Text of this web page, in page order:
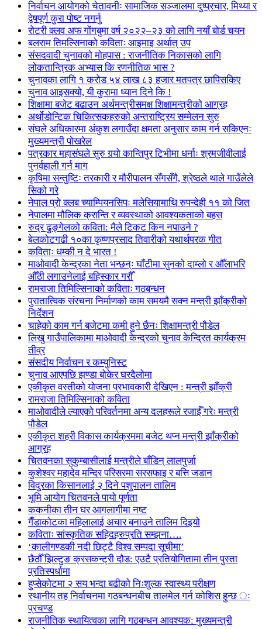
निर्वाचन आयोगको चेतावनीः सामाजिक सञ्जालमा दुष्प्रचार, मिथ्या र
द्वेषपूर्ण कुरा पोष्ट नगर्नु
रोटरी क्लव अफ गोंगबुमा वर्ष २०२२–२३ को लागि नयाँ बोर्ड चयन
बलराम तिमल्सिनाको कविताः आइमाइ अर्थात् उप
संसदवादी चुनावको मोहपास : राजनीतिक निकासको लागि
लोकतान्त्रिक अभ्यास कि रणनीतिक भास ?
चुनावका लागि १ करोड ५४ लाख ८३ हजार मतपत्र छापिसकिए
चुनाव आइसक्यो, यी कुरामा ध्यान दिने कि !
शिक्षामा बजेट बढाउन अर्थमन्त्रीसमक्ष शिक्षामन्त्रीको आग्रह
अर्थोडोन्टिक चिकित्सकहरुको अन्तराष्ट्रिय सम्मेलन सुरु
संघले अधिकारमा अंकुश लगाउँदा क्षमता अनुसार काम गर्न सकिएनः
मुख्यमन्त्री पोखरेल
पत्रकार महासंघले सुरु गर्‍यो कान्तिपुर टिभीमा धर्नाः श्रमजीवीलाई
पुनर्वहाली गर्न माग
कृषिमा सन्तुष्टिः तरकारी र मौरीपालन सँगसँगै, श्रेष्ठले थाले गाउँलेले
सिको गरे
नेपाल प्रो क्लब च्याम्पियनसिपः मलेसियामाथि रुपन्देही ११ को जित
नेपालमा मौलिक क्रान्ति र व्यवस्थाको आवश्यकताको बहस
रुद्र ढुङ्गेलको कविता: मैले टिकट किन नपाउने ?
बेलकोटगढी १०का कृष्णप्रसाद तिवारीको यथार्थपरक गीत
कविताः धम्की न दे भारत !
माओवादी केन्द्रका नेता भन्छन्ः घाँटीमा सुनको दाम्लो र औँलाभरि
औँठी लगाउनेलाई बहिस्कार गरौँ
रामराजा तिमिल्सिनाको कविताः गठबन्धन
पुरातात्विक संरचना निर्माणको काम समयमै सक्न मन्त्री झाँक्रीको
निर्देशन
चाहेको काम गर्न बजेटमा कमी हुने छैनः शिक्षामन्त्री पौडेल
लिखु गाउँपालिकामा माओवादी केन्द्रको चुनाव केन्द्रित कार्यक्रम
तीव्र
संसदीय निर्वाचन र कम्युनिस्ट
चुनाव आएपछि झण्डा बोकेर घरदैलोमा
एकीकृत वस्तीको योजना प्रभावकारी देखिएन : मन्त्री झाँक्री
रामराजा तिमिल्सिनाको कविता
माओवादीले ल्याएको परिवर्तनमा अन्य दलहरूले रजाईँ गरेः मन्त्री
पौडेल
एकीकृत शहरी विकास कार्यक्रममा बजेट थप्न मन्त्री झाँक्रीको
आग्रह
चितवनका सुकुम्बासीलाई मन्त्रीले बाँडिन् लालपुर्जा
कुशेश्वर महादेव मन्दिर परिसरमा सरसफाइ र बत्ति जडान
विदुरका किसानलाई २ दिने पशुपालन तालिम
भूमि आयोग चितवनले पायो पूर्णता
ककनीका तीन घर आगलागीमा नष्ट
गैँडाकोटका महिलालाई अचार बनाउने तालिम दिइयो
कविताः सांस्कृतिक सहिदहरुप्रति सम्झना….
‘कालीगण्डकी नदी छिट्टै विश्व सम्पदा सूचीमा’
छैठौँ झिल्टुङ क्रसकन्ट्री दौड: एउटै प्रतियोगितामा तीन पुस्ता
प्रतिस्पर्धामा
हुप्सेकोटमा २ सय भन्दा बढीको निःशुल्क स्वास्थ्य परीक्षण
स्थानीय तह निर्वाचनमा गठबन्धनबीच तालमेल गर्न कोशिस हुन्छ ः
प्रचण्ड
राजनीतिक स्थायित्वका लागि गठबन्धन आवश्यक: मुख्यमन्त्री